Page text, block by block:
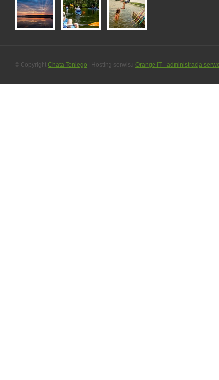
© Copyright Chata Toniego | Hosting serwisu Orange IT - administracja